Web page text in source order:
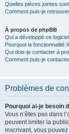
Quelles pièces jointes
Comment puis-je
À propos de phpBB
Qui a développé ce
Pourquoi la fonctionnalité
Qui dois-je contacter à
Comment puis-je
Problèmes de
Pourquoi ai-je besoin
Vous n’êtes pas dans
peuvent limiter la
inscrivant, vous